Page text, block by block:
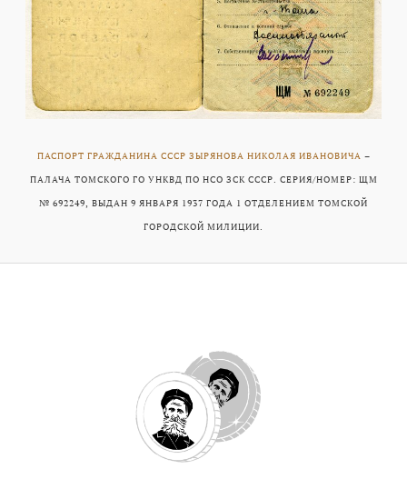
ПАСПОРТ ГРАЖДАНИНА СССР ЗЫРЯНОВА НИКОЛАЯ ИВАНОВИЧА –
ПАЛАЧА ТОМСКОГО ГО УНКВД ПО НСО ЗСК СССР. СЕРИЯ/НОМЕР: ЩМ
№ 692249, ВЫДАН 9 ЯНВАРЯ 1937 ГОДА 1 ОТДЕЛЕНИЕМ ТОМСКОЙ
ГОРОДСКОЙ МИЛИЦИИ.